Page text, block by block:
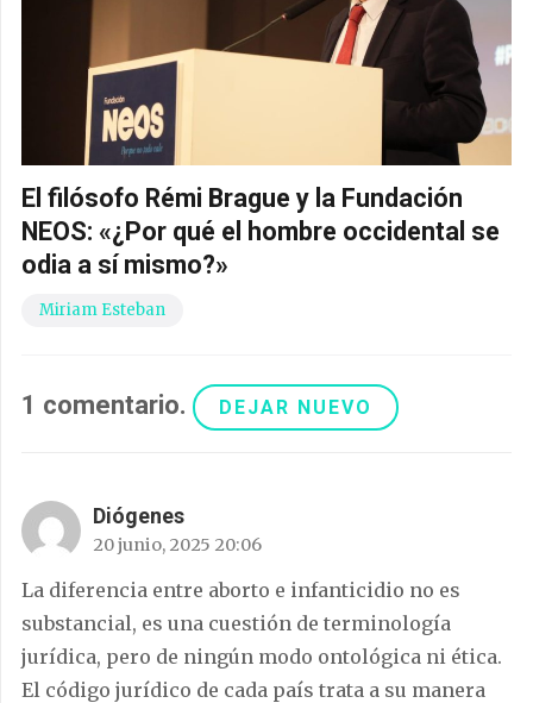
El filósofo Rémi Brague y la Fundación
NEOS: «¿Por qué el hombre occidental se
odia a sí mismo?»
Miriam Esteban
1 comentario. DEJAR NUEVO
Diógenes
20 junio, 2025 20:06
La diferencia entre aborto e infanticidio no es
substancial, es una cuestión de terminología
jurídica, pero de ningún modo ontológica ni ética.
El código jurídico de cada país trata a su manera